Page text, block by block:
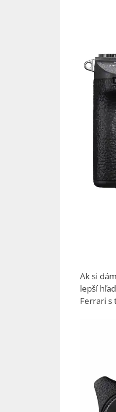
Ak si
lepší
Ferrari s